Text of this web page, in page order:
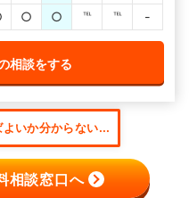
○ ○ ℡ ℡ -
相談をする
いか分からない...
相談窓口へ